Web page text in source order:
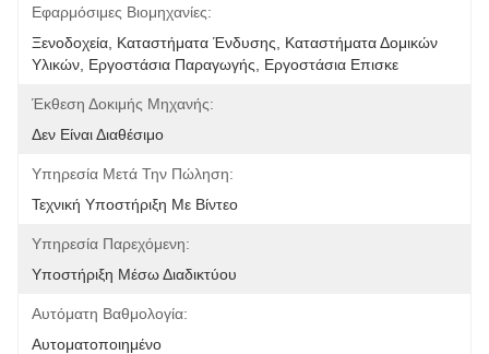
Εφαρμόσιμες Βιομηχανίες:
Ξενοδοχεία, Καταστήματα Ένδυσης, Καταστήματα Δομικών
Υλικών, Εργοστάσια Παραγωγής, Εργοστάσια Επισκε
Έκθεση Δοκιμής Μηχανής:
Δεν Είναι Διαθέσιμο
Υπηρεσία Μετά Την Πώληση:
Τεχνική Υποστήριξη Με Βίντεο
Υπηρεσία Παρεχόμενη:
Υποστήριξη Μέσω Διαδικτύου
Αυτόματη Βαθμολογία:
Αυτοματοποιημένο